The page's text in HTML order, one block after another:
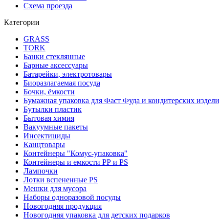
Схема проезда
Категории
GRASS
TORK
Банки стеклянные
Барные аксессуары
Батарейки, электротовары
Биоразлагаемая посуда
Бочки, ёмкости
Бумажная упаковка для Фаст Фуда и кондитерских
Бутылки пластик
Бытовая химия
Вакуумные пакеты
Инсектициды
Канцтовары
Контейнеры "Комус-упаковка"
Контейнеры и емкости РР и PS
Лампочки
Лотки вспененные PS
Мешки для мусора
Наборы одноразовой посуды
Новогодняя продукция
Новогодняя упаковка для детских подарков